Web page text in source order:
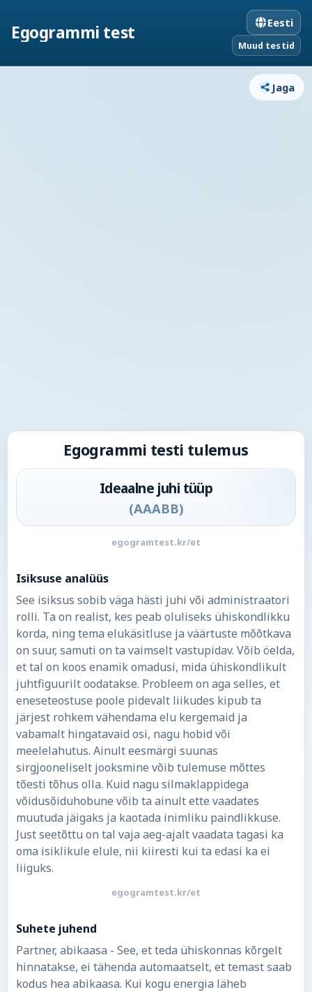
Egogrammi test Eesti
Muud testid
Jaga
Egogrammi testi tulemus
Ideaalne juhi tüüp
(AAABB)
egogramtest.kr/et
Isiksuse analüüs
See isiksus sobib väga hästi juhi või administraatori
rolli. Ta on realist, kes peab oluliseks ühiskondlikku
korda, ning tema elukäsitluse ja väärtuste mõõtkava
on suur, samuti on ta vaimselt vastupidav. Võib öelda,
et tal on koos enamik omadusi, mida ühiskondlikult
juhtfiguurilt oodatakse. Probleem on aga selles, et
eneseteostuse poole pidevalt liikudes kipub ta
järjest rohkem vähendama elu kergemaid ja
vabamalt hingatavaid osi, nagu hobid või
meelelahutus. Ainult eesmärgi suunas
sirgjooneliselt jooksmine võib tulemuse mõttes
tõesti tõhus olla. Kuid nagu silmaklappidega
võidusõiduhobune võib ta ainult ette vaadates
muutuda jäigaks ja kaotada inimliku paindlikkuse.
Just seetõttu on tal vaja aeg-ajalt vaadata tagasi ka
oma isiklikule elule, nii kiiresti kui ta edasi ka ei
liiguks.
egogramtest.kr/et
Suhete juhend
Partner, abikaasa - See, et teda ühiskonnas kõrgelt
hinnatakse, ei tähenda automaatselt, et temast saab
kodus hea abikaasa. Kui kogu energia läheb